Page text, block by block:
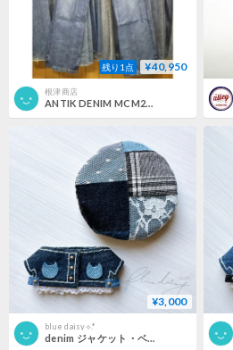
残り1点 ¥40,950
根津商店
¥3,000
blue daisy⟡.*
denim ジャケット・ベレー帽セット 【ネイビー×ゴールド】